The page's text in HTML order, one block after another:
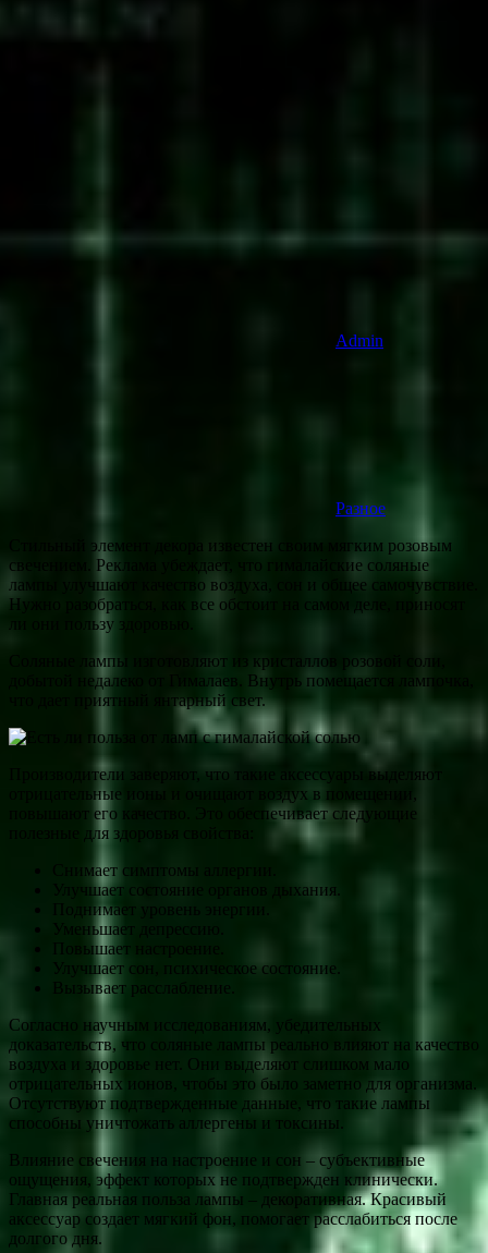
Admin
Разное
Стильный элемент декора известен своим мягким розовым
свечением. Реклама убеждает, что гималайские соляные
лампы улучшают качество воздуха, сон и общее самочувствие.
Нужно разобраться, как все обстоит на самом деле, приносят
ли они пользу здоровью.
Соляные лампы изготовляют из кристаллов розовой соли,
добытой недалеко от Гималаев. Внутрь помещается лампочка,
что дает приятный янтарный свет.
Производители заверяют, что такие аксессуары выделяют
отрицательные ионы и очищают воздух в помещении,
повышают его качество. Это обеспечивает следующие
полезные для здоровья свойства:
Снимает симптомы аллергии.
Улучшает состояние органов дыхания.
Поднимает уровень энергии.
Уменьшает депрессию.
Повышает настроение.
Улучшает сон, психическое состояние.
Вызывает расслабление.
Согласно научным исследованиям, убедительных
доказательств, что соляные лампы реально влияют на качество
воздуха и здоровье нет. Они выделяют слишком мало
отрицательных ионов, чтобы это было заметно для организма.
Отсутствуют подтвержденные данные, что такие лампы
способны уничтожать аллергены и токсины.
Влияние свечения на настроение и сон – субъективные
ощущения, эффект которых не подтвержден клинически.
Главная реальная польза лампы – декоративная. Красивый
аксессуар создает мягкий фон, помогает расслабиться после
долгого дня.